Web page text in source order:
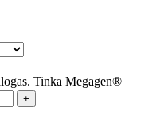
Tinka Megagen®